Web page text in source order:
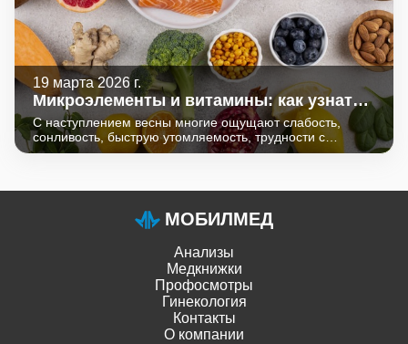
19 марта 2026 г.
Микроэлементы и витамины: как узнать,
чего не хватает?
С наступлением весны многие ощущают слабость,
сонливость, быструю утомляемость, трудности с
концентрацией внимания, повышенную
усталости".
МОБИЛМЕД
Анализы
Медкнижки
Профосмотры
Гинекология
Контакты
О компании